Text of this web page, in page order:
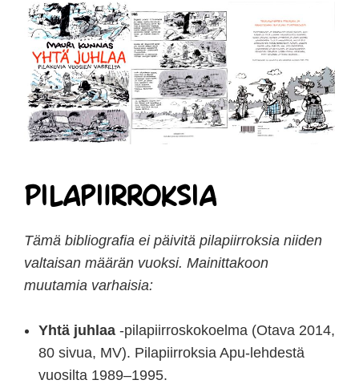
Pilapiirroksia
Tämä bibliografia ei päivitä pilapiirroksia niiden
valtaisan määrän vuoksi. Mainittakoon
muutamia varhaisia:
Yhtä juhlaa -pilapiirroskokoelma (Otava 2014,
80 sivua, MV). Pilapiirroksia Apu-lehdestä
vuosilta 1989–1995.